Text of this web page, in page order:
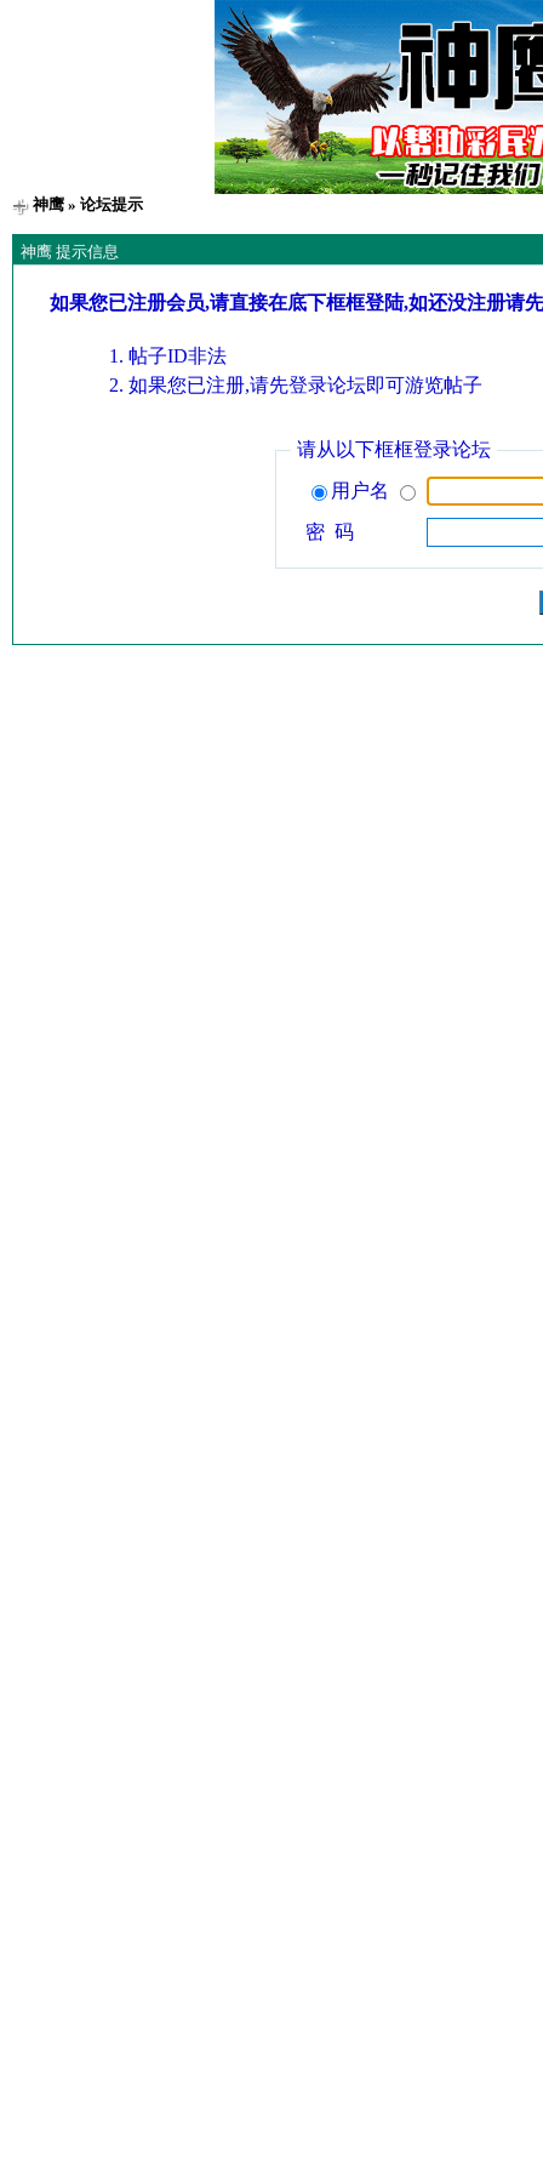
神鹰» 论坛提示
神鹰 提示信息
如果您已注册会员,请直接在底下框框登陆,如还没注册请
帖子ID非法
如果您已注册,请先登录论坛即可游览帖子
请从以下框框登录论坛
用户名
密 码